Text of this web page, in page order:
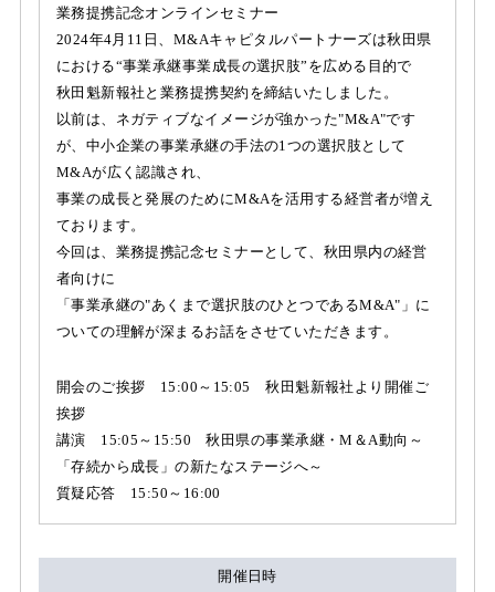
業務提携記念オンラインセミナー
2024年4月11日、M&Aキャピタルパートナーズは秋田県
における“事業承継事業成長の選択肢”を広める目的で
秋田魁新報社と業務提携契約を締結いたしました。
以前は、ネガティブなイメージが強かった"M&A"です
が、中小企業の事業承継の手法の1つの選択肢として
M&Aが広く認識され、
事業の成長と発展のためにM&Aを活用する経営者が増え
ております。
今回は、業務提携記念セミナーとして、秋田県内の経営
者向けに
「事業承継の"あくまで選択肢のひとつであるM&A"」に
ついての理解が深まるお話をさせていただきます。
開会のご挨拶 15:00～15:05 秋田魁新報社より開催ご
挨拶
講演 15:05～15:50 秋田県の事業承継・M＆A動向～
「存続から成長」の新たなステージへ～
質疑応答 15:50～16:00
開催日時